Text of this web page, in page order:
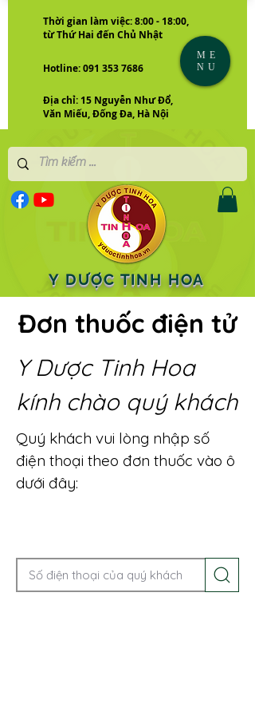
Thời gian làm việc: 8:00 - 18:00,
từ Thứ Hai đến Chủ Nhật
Hotline: 091 353 7686
Địa chỉ: 15 Nguyễn Như Đổ,
Văn Miếu, Đống Đa, Hà Nội
Y DƯỢC TINH HOA
ME
NU
Đơn thuốc điện tử
Y Dược Tinh Hoa
kính chào quý khách
Quý khách vui lòng nhập số
điện thoại theo đơn thuốc vào ô
dưới đây: